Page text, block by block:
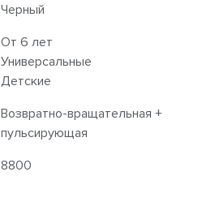
Черный
От 6 лет
Универсальные
Детские
Возвратно-вращательная +
пульсирующая
8800